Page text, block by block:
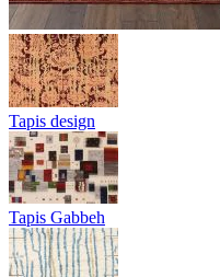
Tapis design
Tapis Gabbeh